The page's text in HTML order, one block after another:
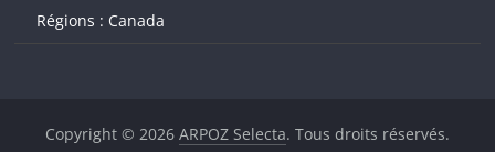
Régions : Canada
Copyright © 2026 ARPOZ Selecta. Tous droits réservés.